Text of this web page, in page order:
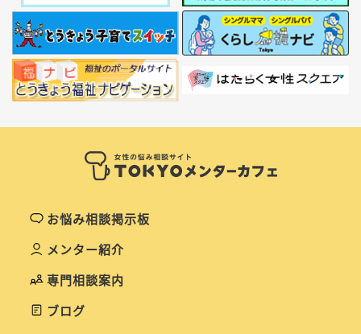
お悩み相談掲示板
メンター紹介
専門相談案内
ブログ